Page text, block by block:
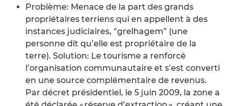
Problème: Menace de la part des grands
propriétaires terriens qui en appellent à des
instances judiciaires, “grelhagem” (une
personne dit qu’elle est propriétaire de la
terre). Solution: Le tourisme a renforcé
l’organisation communautaire et s’est converti
en une source complémentaire de revenus.
Par décret présidentiel, le 5 juin 2009, la zone a